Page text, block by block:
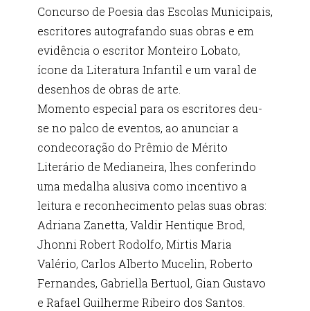
Concurso de Poesia das Escolas Municipais,
escritores autografando suas obras e em
evidência o escritor Monteiro Lobato,
ícone da Literatura Infantil e um varal de
desenhos de obras de arte.
Momento especial para os escritores deu-
se no palco de eventos, ao anunciar a
condecoração do Prêmio de Mérito
Literário de Medianeira, lhes conferindo
uma medalha alusiva como incentivo a
leitura e reconhecimento pelas suas obras:
Adriana Zanetta, Valdir Hentique Brod,
Jhonni Robert Rodolfo, Mirtis Maria
Valério, Carlos Alberto Mucelin, Roberto
Fernandes, Gabriella Bertuol, Gian Gustavo
e Rafael Guilherme Ribeiro dos Santos.